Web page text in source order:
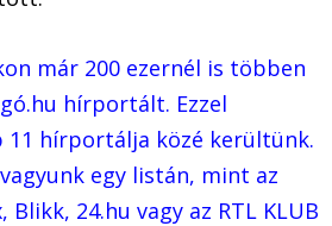
már 200 ezernél is többen
hírportált. Ezzel
11 hírportálja közé kerültünk.
egy listán, mint az
Blikk, 24.hu vagy az RTL KLUB